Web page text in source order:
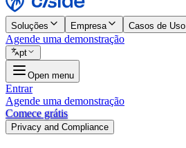
Soluções Empresa Casos de Uso
Agende uma demonstração
pt
Open menu
Entrar
Agende uma demonstração
Comece grátis
Privacy and Compliance